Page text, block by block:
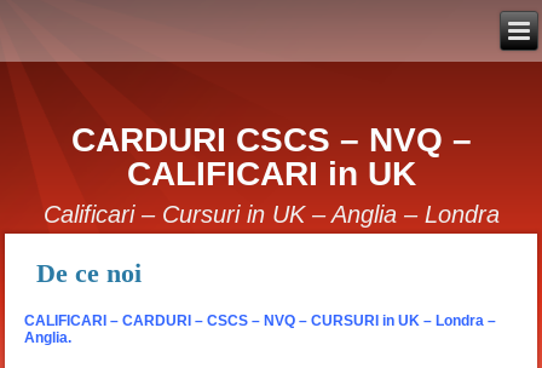
CARDURI CSCS – NVQ –
CALIFICARI in UK
Calificari – Cursuri in UK – Anglia – Londra
De ce noi
CALIFICARI – CARDURI – CSCS – NVQ – CURSURI in UK – Londra –
Anglia.